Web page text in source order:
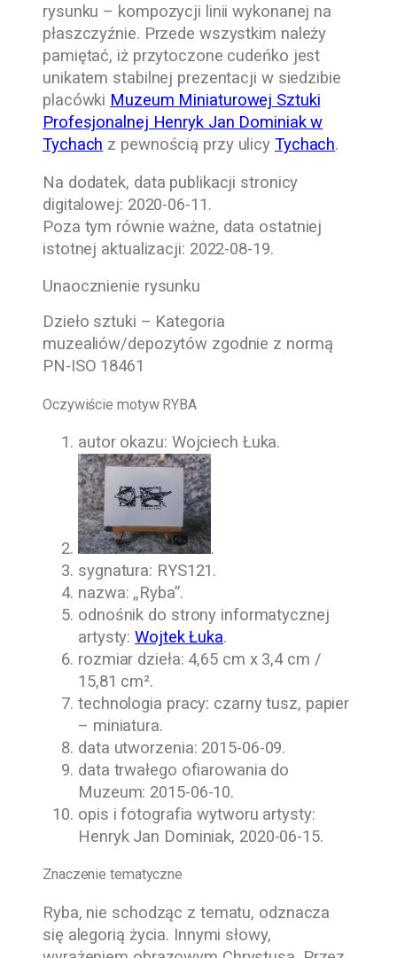
rysunku – kompozycji linii wykonanej na
płaszczyźnie. Przede wszystkim należy
pamiętać, iż przytoczone cudeńko jest
unikatem stabilnej prezentacji w siedzibie
placówki Muzeum Miniaturowej Sztuki
Profesjonalnej Henryk Jan Dominiak w
Tychach z pewnością przy ulicy Tychach.
Na dodatek, data publikacji stronicy
digitalowej: 2020-06-11.
Poza tym równie ważne, data ostatniej
istotnej aktualizacji: 2022-08-19.
Unaocznienie rysunku
Dzieło sztuki – Kategoria
muzealiów/depozytów zgodnie z normą
PN-ISO 18461
Oczywiście motyw RYBA
autor okazu: Wojciech Łuka.
.
sygnatura: RYS121.
nazwa: „Ryba”.
odnośnik do strony informatycznej
artysty:Wojtek Łuka.
rozmiar dzieła: 4,65 cm x 3,4 cm /
15,81 cm².
technologia pracy: czarny tusz, papier
– miniatura.
data utworzenia: 2015-06-09.
data trwałego ofiarowania do
Muzeum: 2015-06-10.
opis i fotografia wytworu artysty:
Henryk Jan Dominiak, 2020-06-15.
Znaczenie tematyczne
Ryba, nie schodząc z tematu, odznacza
się alegorią życia. Innymi słowy,